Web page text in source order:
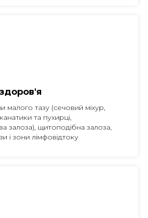
малого тазу (сечовий міхур,
та пухирці,
залоза), щитоподібна залоза,
і зони лімфовідтоку